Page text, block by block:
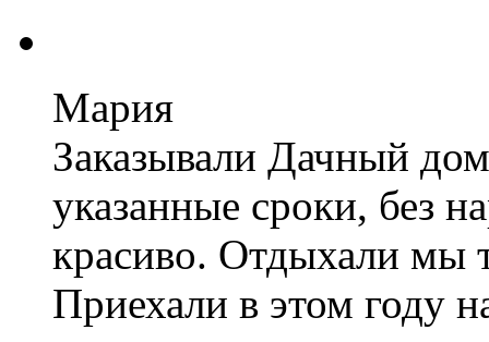
Мария
Заказывали Дачный
указанные сроки, без
красиво. Отдыхали мы
Приехали в этом году